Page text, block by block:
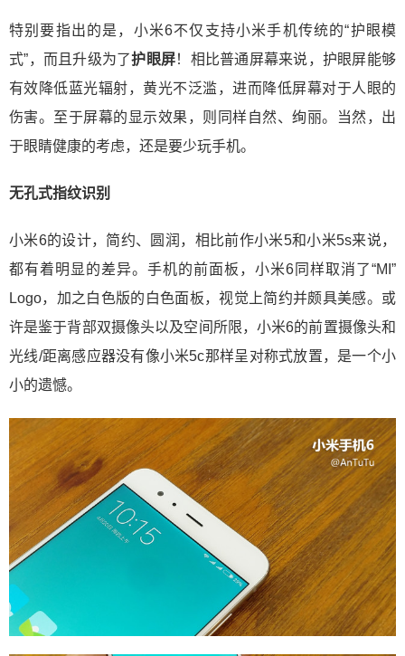
特别要指出的是，小米6不仅支持小米手机传统的“护眼模
式”，而且升级为了护眼屏！相比普通屏幕来说，护眼屏能够
有效降低蓝光辐射，黄光不泛滥，进而降低屏幕对于人眼的
伤害。至于屏幕的显示效果，则同样自然、绚丽。当然，出
于眼睛健康的考虑，还是要少玩手机。
无孔式指纹识别
小米6的设计，简约、圆润，相比前作小米5和小米5s来说，
都有着明显的差异。手机的前面板，小米6同样取消了“MI”
Logo，加之白色版的白色面板，视觉上简约并颇具美感。或
许是鉴于背部双摄像头以及空间所限，小米6的前置摄像头和
光线/距离感应器没有像小米5c那样呈对称式放置，是一个小
小的遗憾。